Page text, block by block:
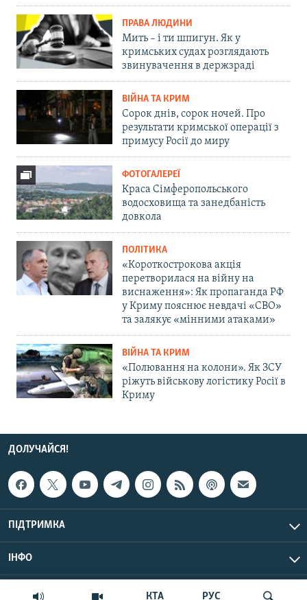
КТА РУС
ПРАВА ЛЮДИНИ
Мить – і ти шпигун. Як у
кримських судах розглядають
звинувачення в держзраді
ВІЙНА ТА КРИМ
Сорок днів, сорок ночей. Про
результати кримської операції з
примусу Росії до миру
ФОТОГАЛЕРЕЇ
Краса Сімферопольського
водосховища та занедбаність
довкола
ПОЛІТИКА
«Короткострокова акція
перетворилася на війну на
виснаження»: Як пропаганда РФ
у Криму пояснює невдачі «СВО»
та залякує «мінними атаками»
ВІЙНА ТА КРИМ
«Полювання на колони». Як ЗСУ
ріжуть військову логістику Росії в
Криму
ДОЛУЧАЙСЯ!
ПІДТРИМКА
ІНФО
© Крим.Реалії, 2026 | Усі права застережено.